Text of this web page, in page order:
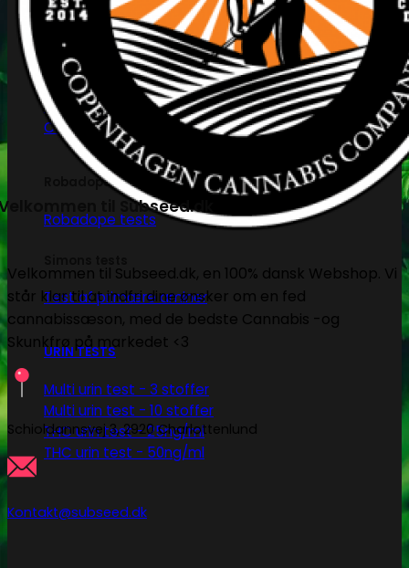
Opiater renhedstest
THC/Cannabinoider
THC test
Cannabinoider test
Robadope
Robadope tests
Test af primære aminer
URIN TESTS
Multi urin test - 3 stoffer
Multi urin test - 10 stoffer
THC urin test - 25ng/ml
THC urin test - 50ng/ml
til Subseed.dk
Velkommen til Subseed.dk, en 100% dansk Webshop. Vi
står klar til at indfri dine ønsker om en fed
cannabissæson, med de bedste Cannabis -og
Skunkfrø på markedet <3
Schioldannsvej 3, 2920 Charlottenlund
Kontakt@subseed.dk